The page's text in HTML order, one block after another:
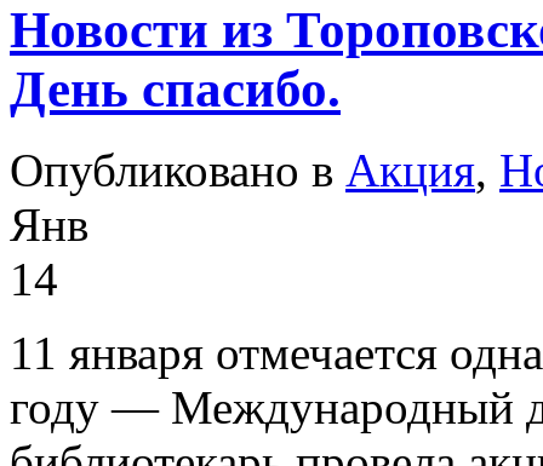
Новости из
День спасибо.
Опубликовано в Акция,
Янв
14
11 января отмечается
году — Международный